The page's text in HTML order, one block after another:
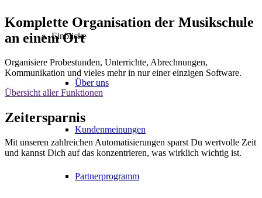
Einblicke
Über uns
Kundenmeinungen
Partnerprogramm
Komplette Organisation der Musikschule
an einem Ort
Organisiere Probestunden, Unterrichte, Abrechnungen,
Kommunikation und vieles mehr in nur einer einzigen Software.
Übersicht aller Funktionen
Zeitersparnis
Mit unseren zahlreichen Automatisierungen sparst Du wertvolle Zeit
und kannst Dich auf das konzentrieren, was wirklich wichtig ist.